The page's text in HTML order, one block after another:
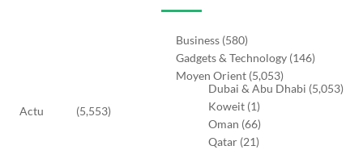
Actu (5,553)
Business (580)
Gadgets & Technology (146)
Moyen Orient (5,053)
Dubai & Abu Dhabi (5,053)
Koweit (1)
Oman (66)
Qatar (21)